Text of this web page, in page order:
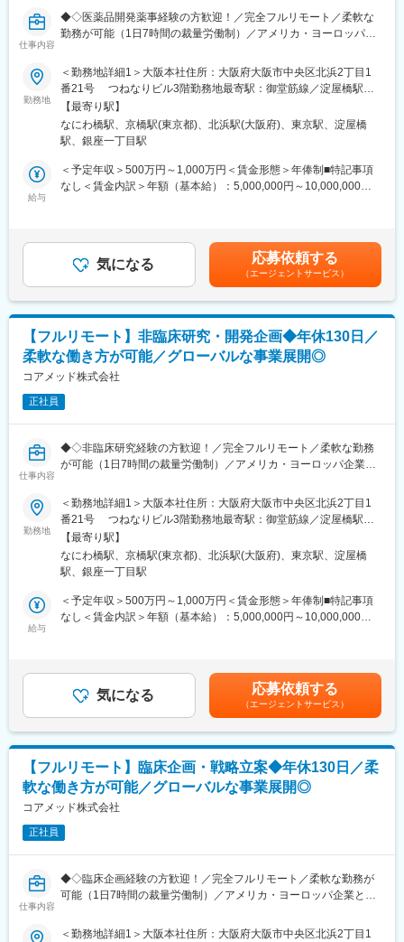
■教育体制：
通常医薬品メーカー出身が会員である関西医薬協会に、当社は会
員として登録しています。業界関連のセミナーにも参加すること
プデートできる環境です。
■働き方：
◎完全在宅勤務のため、拠点（東京・大阪）の近くにお住まいで
なくてもご就業いただけます。
場合、お子様の通院やご都合に合わせて業務時間を調整できま
す。
・会議や打ち合わせで必要な時は大阪・東京等へ出張（宿泊も伴
います）が発生します。
※国内出張の頻度は1~3回/年です。（海外出張はほとんどありませ
ん。）
■組織構成：
CMC担当11名（2名男性、9名女性）
30代～40代で構成されています。
お子様がおられる社員が多く、在宅勤務のため子育てしながらキ
研究所での経験、CMC薬事の経験者が多いです。
仕事内容
◆◇医薬品開発薬事経験の方歓迎！／完全フルリモート／柔軟な
勤務が可能（1日7時間の裁量労働制）／アメリカ・ヨーロッパ企
会社◆◇
■業務内容：
医薬品開発における薬事戦略の立案・評価・助言を中心としたコ
ンサルティング業務をお任せします。承認取得に向けた最適な戦
略を設計する上流ポジションです。
・クライアントの基本戦略を踏まえた薬事戦略の立案
・日米欧（MHLW／PMDA・FDA・EMA）を横断したグローバル
・三極規制当局との事前相談を含むリエゾン業務および規制動向
の調査・分析・アドバイス
・新薬ライセンス導入時のデューデリジェンス対応
■業務の特徴：
・プロジェクトは個人で完結させるのではなく、社内メンバーと
連携しながら分担して推進しています。
・国内外の規制当局と関わりながら、国際基準での薬事戦略に携
われる環境です。
■教育体制：
通常医薬品メーカー出身が会員である関西医薬協会に、当社は会
員として登録しています。業界関連のセミナーにも参加すること
プデートできる環境です。
■働き方：
◎完全在宅勤務のため、拠点（東京・大阪）の近くにお住まいで
なくてもご就業いただけます。
場合、お子様の通院やご都合に合わせて業務時間を調整できま
す。
・会議や打ち合わせで必要な時は大阪・東京等へ出張（宿泊も伴
います）が発生します。
※国内出張の頻度は1~3回/年です。（海外出張の可能性も一部ござ
います）
■ワークライフバランス：
同社は、個人が最大限に能力を発揮できるよう働きやすい環境作
りに注力しております。男女問わず在宅勤務が可能です。また、
女性社員も多く、産休・育休取得実績も豊富で9割以上の復職率を
変更の範囲：会社の定める業務
勤務地
＜勤務地詳細1＞大阪本社住所：大阪府大阪市中央区北浜2丁目1
番21号 つねなりビル3階勤務地最寄駅：御堂筋線／淀屋橋駅受
動喫煙対策：屋内全面禁煙＜勤務地詳細2＞東京支社住所：東京都
千代田区丸の内1-11-1 パシフィックセンチュリープレイス丸の内
13階 受動喫煙対策：屋内全面禁煙変更の範囲：無
【最寄り駅】
なにわ橋駅、京橋駅(東京都)、北浜駅(大阪府)、東京駅、淀屋橋
駅、銀座一丁目駅
給与
＜予定年収＞500万円～1,000万円＜賃金形態＞年俸制■特記事項
なし＜賃金内訳＞年額（基本給）：5,000,000円～10,000,000円
額であり、選考を通じて上下する可能性があります。月給(月額)は
固定手当を含めた表記です。
気になる 応募依頼する
（エージェントサービス）
【フルリモート】非臨床研究・開発企画◆年休130日／
柔軟な働き方が可能／グローバルな事業展開◎
コアメッド株式会社
正社員
仕事内容
◆◇非臨床研究経験の方歓迎！／完全フルリモート／柔軟な勤務
が可能（1日7時間の裁量労働制）／アメリカ・ヨーロッパ企業と
◆◇
■仕事内容：
承認申請・取得に向けた非（前）臨床開発戦略の構築・評価・分
析・助言を中心としたコンサルティング業務をお任せします。
開発初期段階から関与し、医薬品開発の方向性を左右する戦略立
案に携わる上流ポジションです。
・各種動物実験受託機関（CRO）の選定・評価分析・実施支援
・評価分析および各フェーズにおけるガイダンス相談用報告書の
作成
・治験相談および申請前相談に向けた戦略構築・資料作成・助言
■業務の特徴：
・プロジェクトは個人単独ではなく、社内メンバーと協働しなが
ら分担して推進しています。
・非臨床領域における戦略設計から規制対応まで関わり、開発全
体を俯瞰する視点を身につけることが可能です。
■教育体制：
通常医薬品メーカー出身が会員である関西医薬協会に、当社は会
員として登録しています。業界関連のセミナーにも参加すること
ができ、メーカーと同じレベルの業界知識とマーケット感をアッ
勤務地
＜勤務地詳細1＞大阪本社住所：大阪府大阪市中央区北浜2丁目1
番21号 つねなりビル3階勤務地最寄駅：御堂筋線／淀屋橋駅受
動喫煙対策：屋内全面禁煙＜勤務地詳細2＞東京支社住所：東京都
千代田区丸の内1-11-1 パシフィックセンチュリープレイス丸の内
13階 受動喫煙対策：屋内全面禁煙変更の範囲：無
【最寄り駅】
なにわ橋駅、京橋駅(東京都)、北浜駅(大阪府)、東京駅、淀屋橋
駅、銀座一丁目駅
給与
＜予定年収＞500万円～1,000万円＜賃金形態＞年俸制■特記事項
なし＜賃金内訳＞年額（基本給）：5,000,000円～10,000,000円
安の金額であり、選考を通じて上下する可能性があります。月給
(月額)は固定手当を含めた表記です。
気になる 応募依頼する
（エージェントサービス）
【フルリモート】臨床企画・戦略立案◆年休130日／柔
軟な働き方が可能／グローバルな事業展開◎
コアメッド株式会社
正社員
仕事内容
◆◇臨床企画経験の方歓迎！／完全フルリモート／柔軟な勤務が
可能（1日7時間の裁量労働制）／アメリカ・ヨーロッパ企業と事
◆◇
＜勤務地詳細1＞大阪本社住所：大阪府大阪市中央区北浜2丁目1